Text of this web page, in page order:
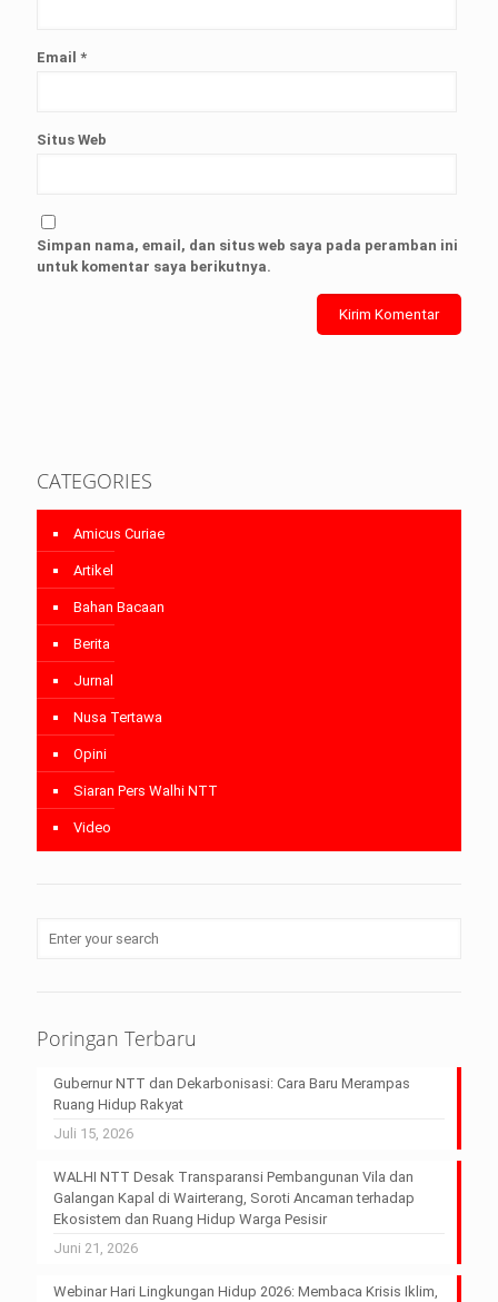
Email *
Situs Web
Simpan nama, email, dan situs web saya pada peramban ini
untuk komentar saya berikutnya.
CATEGORIES
Amicus Curiae
Artikel
Bahan Bacaan
Berita
Jurnal
Nusa Tertawa
Opini
Siaran Pers Walhi NTT
Video
Poringan Terbaru
Gubernur NTT dan Dekarbonisasi: Cara Baru Merampas
Ruang Hidup Rakyat
Juli 15, 2026
WALHI NTT Desak Transparansi Pembangunan Vila dan
Galangan Kapal di Wairterang, Soroti Ancaman terhadap
Ekosistem dan Ruang Hidup Warga Pesisir
Juni 21, 2026
Webinar Hari Lingkungan Hidup 2026: Membaca Krisis Iklim,